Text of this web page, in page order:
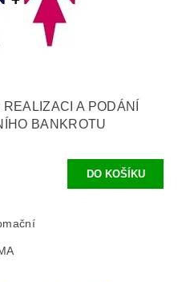
A PODÁNÍ
BANKROTU